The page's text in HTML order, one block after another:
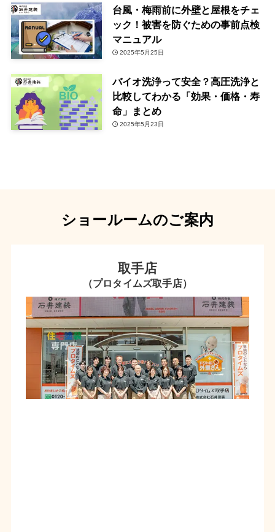
台風・梅雨前に外壁と屋根をチェ
ック！被害を防ぐための事前点検
マニュアル
2025年5月25日
バイオ洗浄って安全？高圧洗浄と
比較してわかる「効果・価格・寿
命」まとめ
2025年5月23日
ショールームのご案内
取手店
（プロタイムズ取手店）